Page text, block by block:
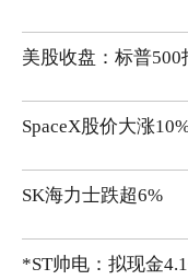
美股收盘：标普
SpaceX股价大涨
SK海力士跌超6%
*ST帅电：拟现金